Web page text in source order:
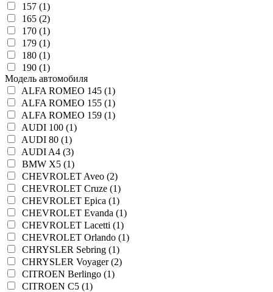
157 (1)
165 (2)
170 (1)
179 (1)
180 (1)
190 (1)
Модель автомобиля
ALFA ROMEO 145 (1)
ALFA ROMEO 155 (1)
ALFA ROMEO 159 (1)
AUDI 100 (1)
AUDI 80 (1)
AUDI A4 (3)
BMW X5 (1)
CHEVROLET Aveo (2)
CHEVROLET Cruze (1)
CHEVROLET Epica (1)
CHEVROLET Evanda (1)
CHEVROLET Lacetti (1)
CHEVROLET Orlando (1)
CHRYSLER Sebring (1)
CHRYSLER Voyager (2)
CITROEN Berlingo (1)
CITROEN C5 (1)